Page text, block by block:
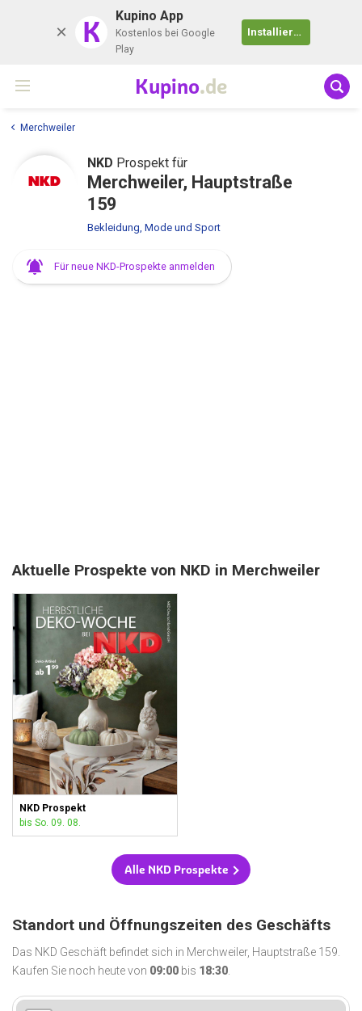
K Kupino App
Kostenlos bei Google
Play
Installieren
Kupino.de
Merchweiler
NKD Prospekt für
Merchweiler, Hauptstraße
159
Bekleidung, Mode und Sport
Für neue NKD-Prospekte anmelden
Aktuelle Prospekte von NKD in Merchweiler
NKD Prospekt
bis So. 09. 08.
Alle NKD Prospekte
Standort und Öffnungszeiten des Geschäfts
Das NKD Geschäft befindet sich in Merchweiler, Hauptstraße 159.
Kaufen Sie noch heute von 09:00 bis 18:30